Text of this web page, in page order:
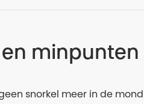
minpunten
snorkel meer in de